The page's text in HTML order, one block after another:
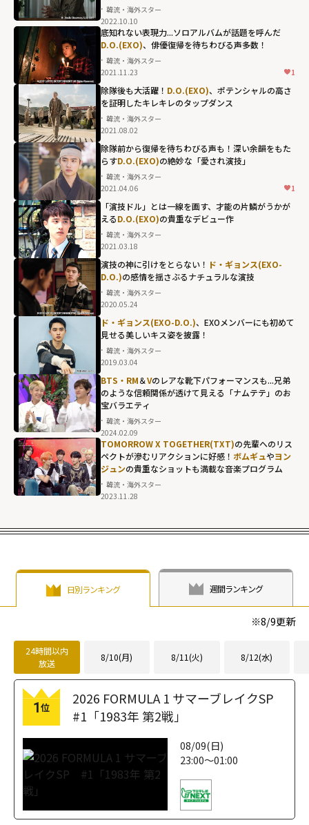
韓流・海外スター
2022.10.10
底知れない表現力...ソロアルバムが話題を呼んだ
D.O.(EXO)、俳優復帰を待ちわびる声多数！
韓流・海外スター
2021.11.23
1
除隊後も大活躍！ D.O.(EXO)、ポテンシャルの高さ
を証明したキレキレのタップダンス
韓流・海外スター
2021.08.02
除隊前から復帰を待ちわびる声も！深い余韻をもた
らすD.O.(EXO)の絶妙な「愛され演技」
韓流・海外スター
2021.04.06
1
「演技ドル」とは一線を画す、才能の片鱗がうかが
えるD.O.(EXO)の貴重なデビュー作
韓流・海外スター
2021.03.18
演技の神に引けをとらない！ ド・ギョンス(EXO-
D.O.)の感情を揺さぶるナチュラルな演技
韓流・海外スター
2020.05.24
ド・ギョンス(EXO-D.O.)、EXOメンバーにも初めて
見せる美しいキス姿を披露！
韓流・海外スター
2019.03.04
BTS・RM＆Vのレアな靴下パフォーマンスも...兄弟
のような信頼関係が透けて見える「ナムテテ」のお
宝バラエティ
韓流・海外スター
2024.02.09
TOMORROW X TOGETHER(TXT)の先輩へのリス
ペクトが滲むリアクションに好感！ ボムギュやヨン
ジュンの貴重なショットも満載な音楽プログラム
韓流・海外スター
2023.11.28
日別ランキング 週間ランキング
※8/9更新
24時間以内
放送
8/10(月) 8/11(火) 8/12(水)
1位
2026 FORMULA 1 サマーブレイクSP
#1「1983年 第2戦」
08/09(日)
23:00～01:00